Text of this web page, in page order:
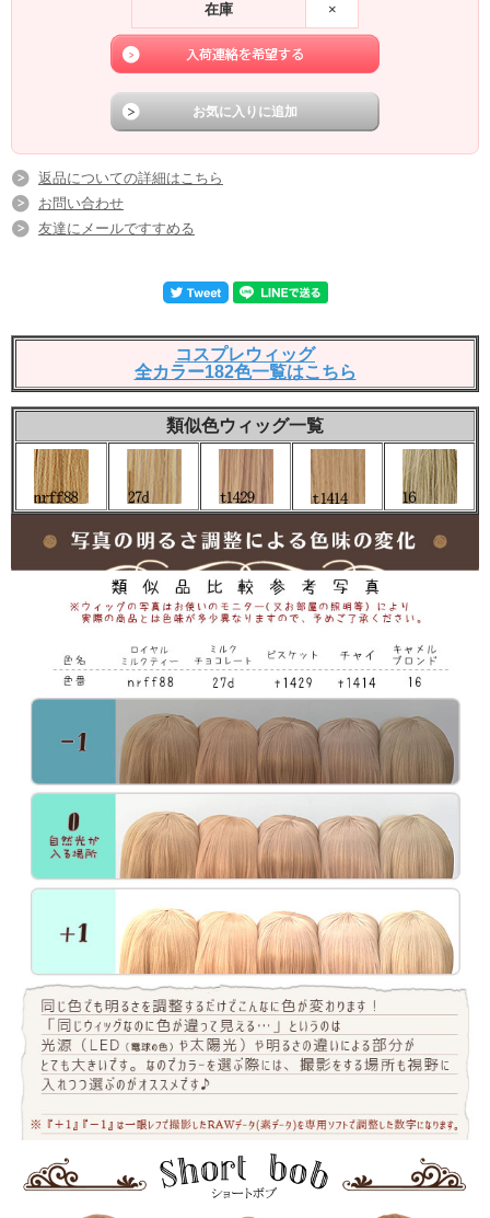
在庫 ×
返品についての詳細はこちら
お問い合わせ
友達にメールですすめる
コスプレウィッグ
全カラー182色一覧はこちら
類似色ウィッグ一覧